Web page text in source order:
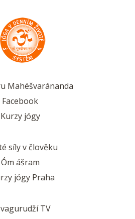
Mahéšvaránanda
Facebook
Kurzy jógy
síly v člověku
Óm ášram
jógy Praha
TV